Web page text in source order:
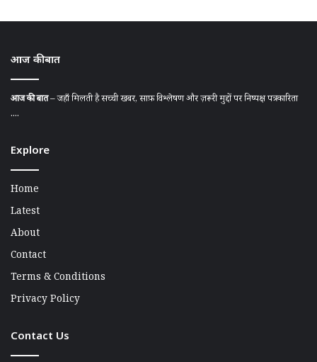
आज की बात
आज की बात– जहाँ मिलती है सच्ची खबर, साफ़ विश्लेषण और ज़रूरी मुद्दों पर निष्पक्ष पत्रकारिता
....
Explore
Home
Latest
About
Contact
Terms & Conditions
Privacy Policy
Contact Us